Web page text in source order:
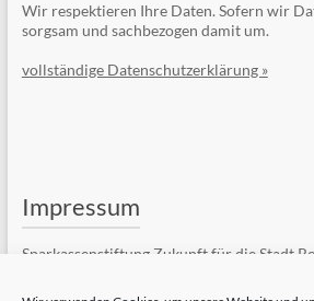
Wir respektieren Ihre Daten. Sofern wir
sorgsam und sachbezogen damit um.
vollständige Datenschutzerklärung »
Impressum
Sparkassenstiftung Zukunft für die Stadt
83022 Rosenheim